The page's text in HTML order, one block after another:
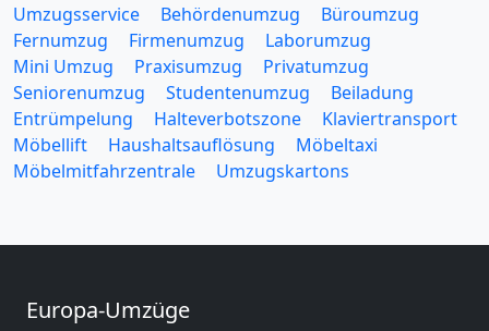
Umzugsservice Behördenumzug
Büroumzug
Fernumzug
Firmenumzug
Laborumzug
Mini Umzug
Praxisumzug
Privatumzug
Seniorenumzug
Studentenumzug
Beiladung
Entrümpelung
Halteverbotszone
Klaviertransport
Möbellift
Haushaltsauflösung
Möbeltaxi
Möbelmitfahrzentrale
Umzugskartons
Europa-Umzüge